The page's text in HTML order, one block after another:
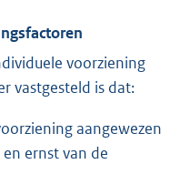
voorziening
vastgesteld is dat:
aangewezen
ernst van de